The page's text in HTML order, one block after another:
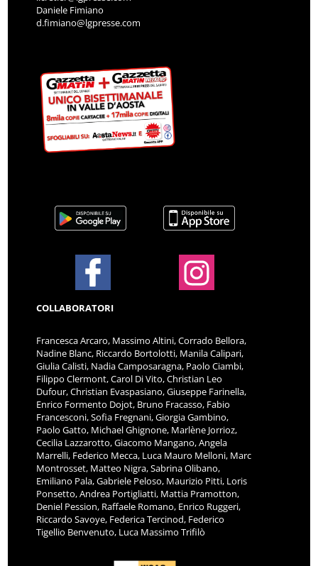
Daniele Fimiano
d.fimiano@lgpresse.com
COLLABORATORI
Francesca Arcaro, Massimo Altini, Corrado Bellora,
Nadine Blanc, Riccardo Bortolotti, Manila Calipari,
Giulia Calisti, Nadia Camposaragna, Paolo Ciambi,
Filippo Clermont, Carol Di Vito, Christian Leo
Dufour, Christian Evaspasiano, Giuseppe Farinella,
Enrico Formento Dojot, Bruno Fracasso, Fabio
Francesconi, Sofia Fregnani, Giorgia Gambino,
Paolo Gatto, Michael Ghignone, Marlène Jorrioz,
Cecilia Lazzarotto, Giacomo Mangano, Angela
Marrelli, Federico Mecca, Luca Mauro Melloni, Marc
Montrosset, Matteo Nigra, Sabrina Olibano,
Emiliano Pala, Gabriele Peloso, Maurizio Pitti, Loris
Ponsetto, Andrea Portigliatti, Mattia Pramotton,
Deniel Pession, Raffaele Romano, Enrico Ruggeri,
Riccardo Savoye, Federica Tercinod, Federico
Tigellio Benvenuto, Luca Massimo Trifilò